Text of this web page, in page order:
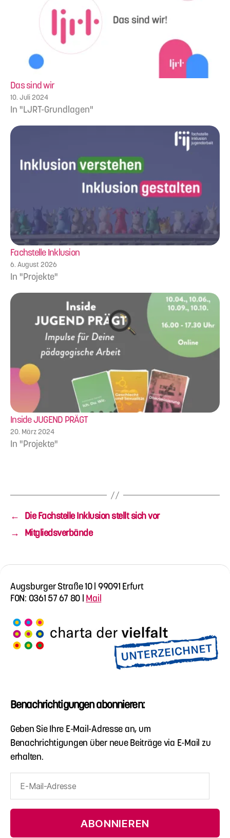
Das sind wir
10. Juli 2024
In "LJRT-Grundlagen"
Fachstelle Inklusion
6. August 2026
In "Projekte"
Inside JUGEND PRÄGT
20. März 2024
In "Projekte"
←
Die Fachstelle Inklusion stellt sich vor
→
Mitgliedsverbände
Augsburger Straße 10 | 99091 Erfurt
FON: 0361 57 67 80 | Mail
Benachrichtigungen abonnieren:
Geben Sie Ihre E-Mail-Adresse an, um
Benachrichtigungen über neue Beiträge via E-Mail zu
erhalten.
Mail-
ABONNIEREN